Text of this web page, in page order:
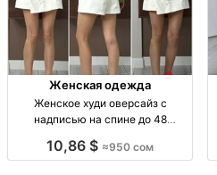
Женская одежда
Женское худи оверсайз с
надписью на спине до 48
надписью на спине, р-р стандарт
10,86 $ ≈950 сом